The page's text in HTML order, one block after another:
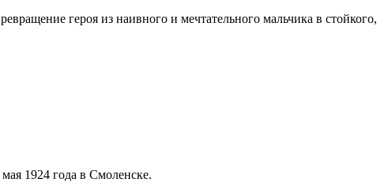
героя из наивного и мечтательного мальчика в стойкого,
1924 года в Смоленске.